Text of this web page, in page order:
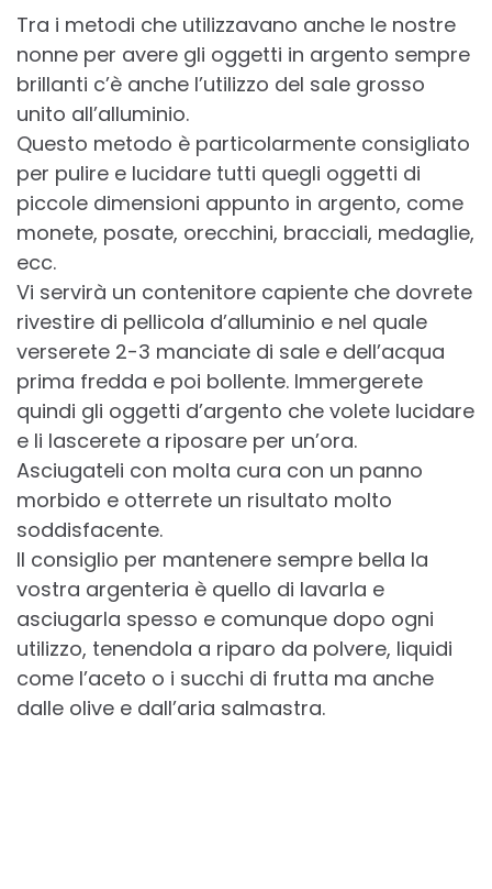
Tra i metodi che utilizzavano anche le nostre
nonne per avere gli oggetti in argento sempre
brillanti c’è anche l’utilizzo del sale grosso
unito all’alluminio.
Questo metodo è particolarmente consigliato
per pulire e lucidare tutti quegli oggetti di
piccole dimensioni appunto in argento, come
monete, posate, orecchini, bracciali, medaglie,
ecc.
Vi servirà un contenitore capiente che dovrete
rivestire di pellicola d’alluminio e nel quale
verserete 2-3 manciate di sale e dell’acqua
prima fredda e poi bollente. Immergerete
quindi gli oggetti d’argento che volete lucidare
e li lascerete a riposare per un’ora.
Asciugateli con molta cura con un panno
morbido e otterrete un risultato molto
soddisfacente.
Il consiglio per mantenere sempre bella la
vostra argenteria è quello di lavarla e
asciugarla spesso e comunque dopo ogni
utilizzo, tenendola a riparo da polvere, liquidi
come l’aceto o i succhi di frutta ma anche
dalle olive e dall’aria salmastra.